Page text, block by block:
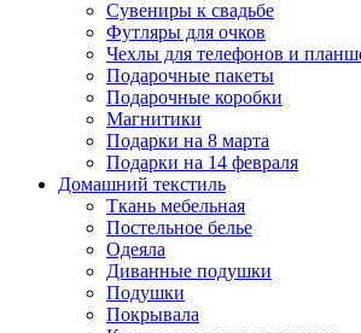
Сувениры к свадьбе
Футляры для очков
Чехлы для телефонов и
Подарочные пакеты
Подарочные коробки
Магнитики
Подарки на 8 марта
Подарки на 14 февраля
Домашний текстиль
Ткань мебельная
Постельное белье
Одеяла
Диванные подушки
Подушки
Покрывала